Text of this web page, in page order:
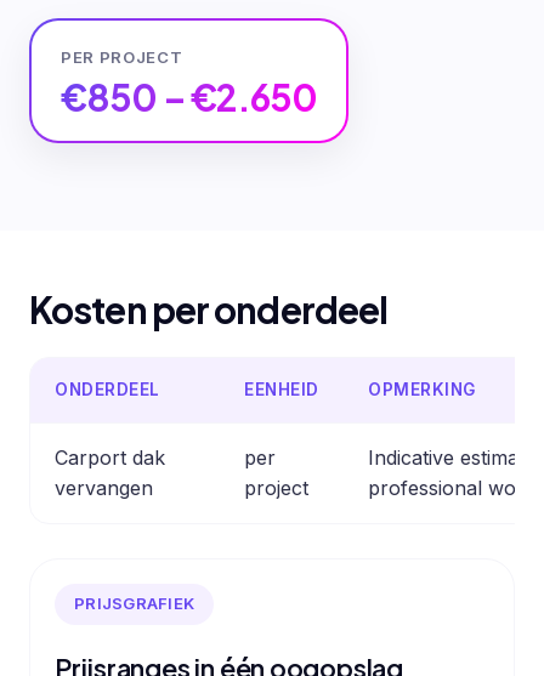
PER PROJECT
€850 – €2.650
Kosten per onderdeel
ONDERDEEL EENHEID OPMERKING
Carport dak
vervangen
per
project
Indicative
professional work.
PRIJSGRAFIEK
Prijsranges in één oogopslag